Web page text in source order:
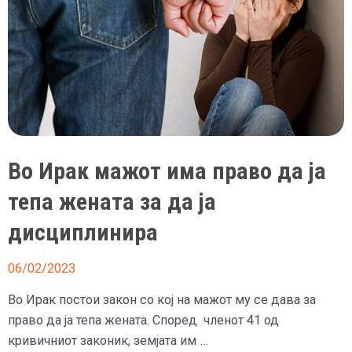
Во Ирак мажот има право да ја
тепа жената за да ја
дисциплинира
06/02/2023
Во Ирак постои закон со кој на мажот му се дава за
право да ја тепа жената. Според членот 41 од
кривичниот законик, земјата им …